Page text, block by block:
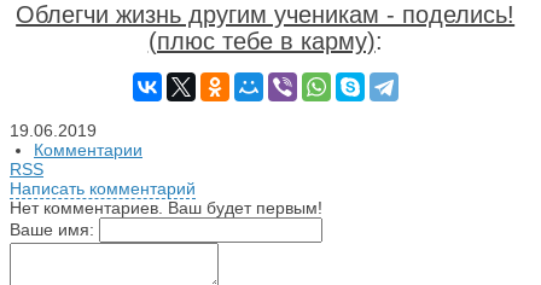
Облегчи жизнь другим ученикам - поделись!
(плюс тебе в карму):
19.06.2019
Комментарии
RSS
Написать комментарий
Нет комментариев. Ваш будет первым!
Ваше имя: